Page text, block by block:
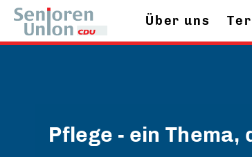
Über uns
Pflege - ein